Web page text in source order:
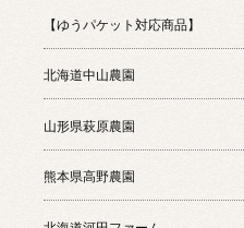
【ゆうパケット対応商品】
北海道中山農園
山形県萩原農園
熊本県高野農園